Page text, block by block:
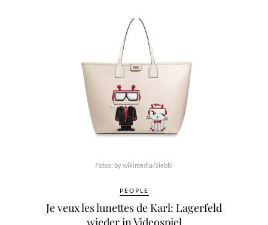
Fotos: by wikimedia/Siebbi
PEOPLE
Je veux les lunettes de Karl: Lagerfeld
wieder in Videospiel